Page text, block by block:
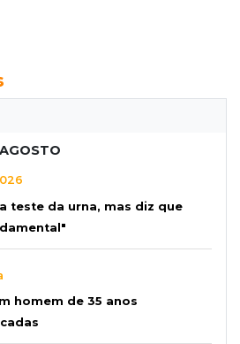
teste da urna, mas diz que
homem de 35 anos